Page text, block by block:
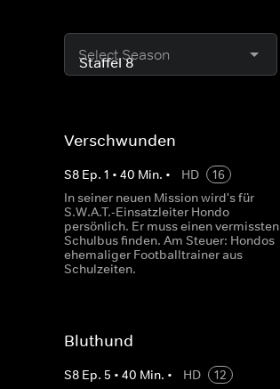
Select Season
Verschwunden
S8 Ep. 1 • 40 Min. • HD
16
In seiner neuen Mission wird's für
S.W.A.T.-Einsatzleiter Hondo
persönlich. Er muss einen vermissten
Schulbus finden. Am Steuer: Hondos
ehemaliger Footballtrainer aus
Schulzeiten.
Bluthund
S8 Ep. 5 • 40 Min. • HD
12